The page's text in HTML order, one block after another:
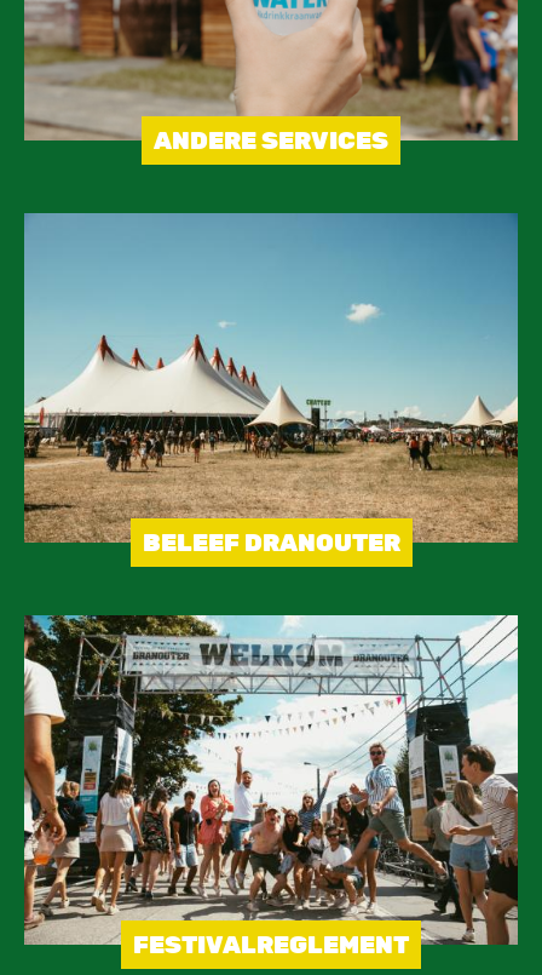
ANDERE SERVICES
BELEEF DRANOUTER
Image
FESTIVALREGLEMENT